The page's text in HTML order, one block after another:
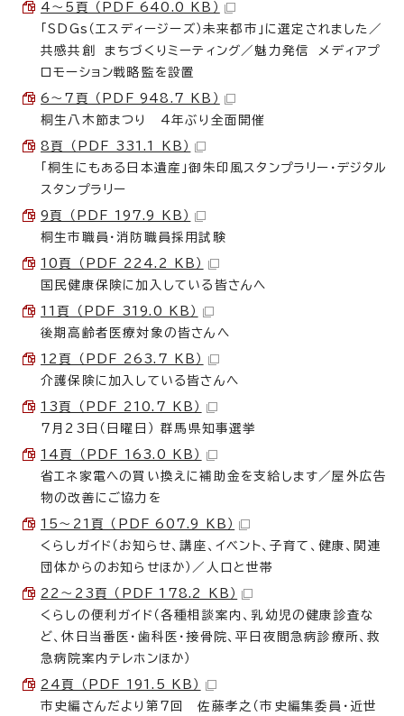
4～5頁 （PDF 640.0 KB）
「SDGs（エスディージーズ）未来都市」に選定されました／
共感共創 まちづくりミーティング／魅力発信 メディアプ
ロモーション戦略監を設置
6～7頁 （PDF 948.7 KB）
桐生八木節まつり 4年ぶり全面開催
8頁 （PDF 331.1 KB）
「桐生にもある日本遺産」御朱印風スタンプラリー・デジタル
スタンプラリー
9頁 （PDF 197.9 KB）
桐生市職員・消防職員採用試験
10頁 （PDF 224.2 KB）
国民健康保険に加入している皆さんへ
11頁 （PDF 319.0 KB）
後期高齢者医療対象の皆さんへ
12頁 （PDF 263.7 KB）
介護保険に加入している皆さんへ
13頁 （PDF 210.7 KB）
7月23日（日曜日） 群馬県知事選挙
14頁 （PDF 163.0 KB）
省エネ家電への買い換えに補助金を支給します／屋外広告
物の改善にご協力を
15～21頁 （PDF 607.9 KB）
くらしガイド（お知らせ、講座、イベント、子育て、健康、関連
団体からのお知らせほか）／人口と世帯
22～23頁 （PDF 178.2 KB）
くらしの便利ガイド（各種相談案内、乳幼児の健康診査な
ど、休日当番医・歯科医・接骨院、平日夜間急病診療所、救
急病院案内テレホンほか）
24頁 （PDF 191.5 KB）
市史編さんだより第7回 佐藤孝之（市史編集委員・近世